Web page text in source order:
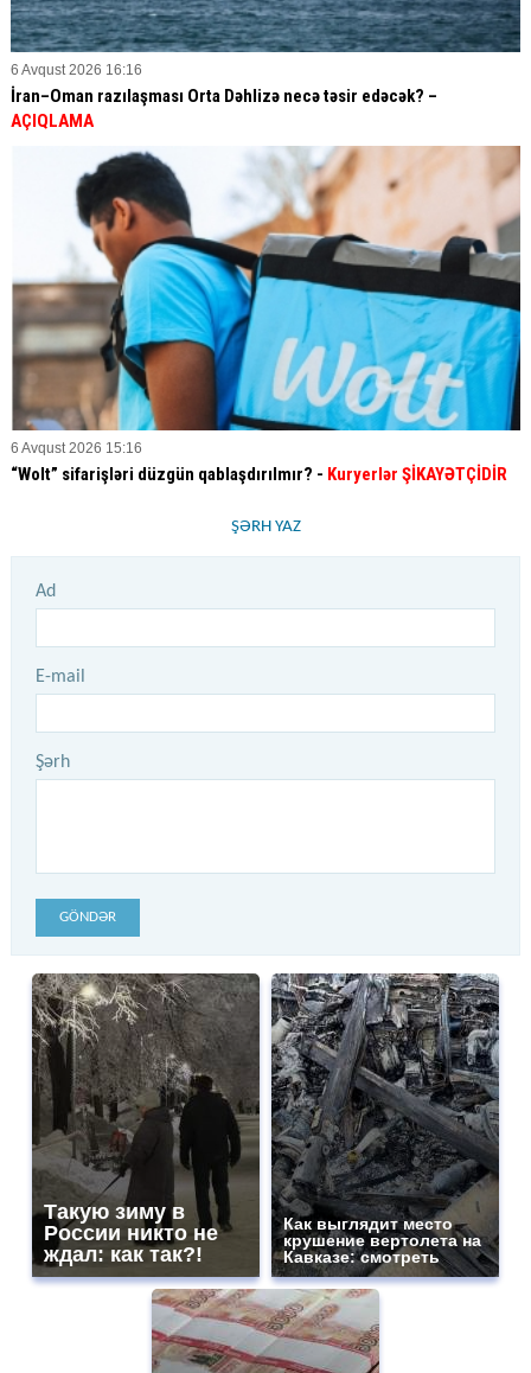
6 Avqust 2026 16:16
İran–Oman razılaşması Orta Dəhlizə necə təsir edəcək? –
AÇIQLAMA
6 Avqust 2026 15:16
“Wolt” sifarişləri düzgün qablaşdırılmır? - Kuryerlər ŞİKAYƏTÇİDİR
ŞƏRH YAZ
Ad
E-mail
Şərh
GÖNDƏR
Такую зиму в
России никто не
ждал: как так?!
Как выглядит место
крушение вертолета на
Кавказе: смотреть